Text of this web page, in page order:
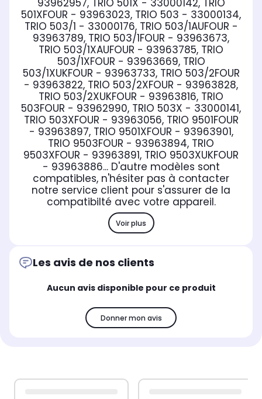
93962957, TRIO 501X - 33000142, TRIO
501XFOUR - 93963023, TRIO 503 - 33000134,
TRIO 503/1 - 33000176, TRIO 503/1AUFOUR -
93963789, TRIO 503/1FOUR - 93963673,
TRIO 503/1XAUFOUR - 93963785, TRIO
503/1XFOUR - 93963669, TRIO
503/1XUKFOUR - 93963733, TRIO 503/2FOUR
- 93963822, TRIO 503/2XFOUR - 93963828,
TRIO 503/2XUKFOUR - 93963816, TRIO
503FOUR - 93962990, TRIO 503X - 33000141,
TRIO 503XFOUR - 93963056, TRIO 9501FOUR
- 93963897, TRIO 9501XFOUR - 93963901,
TRIO 9503FOUR - 93963894, TRIO
9503XFOUR - 93963891, TRIO 9503XUKFOUR
- 93963886... D'autre modèles sont
compatibles, n'hésiter pas à contacter
notre service client pour s'assurer de la
compatibilté avec votre appareil.
Voir plus
Les avis de nos clients
Aucun avis disponible pour ce produit
Donner mon avis